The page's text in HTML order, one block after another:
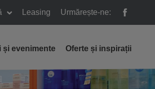
Leasing Urmărește-ne:
și evenimente Oferte și inspirații